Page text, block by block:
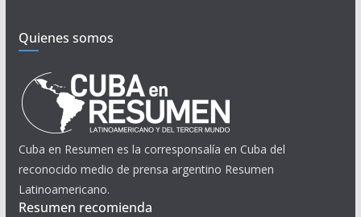
Quienes somos
Cuba en Resumen es la corresponsalía en Cuba del
reconocido medio de prensa argentino Resumen
Latinoamericano.
Resumen recomienda